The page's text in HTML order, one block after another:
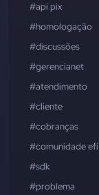
#api pix
#homologação
#discussões
#gerencianet
#atendimento
#cliente
#cobranças
#comunidade efí
#sdk
#problema